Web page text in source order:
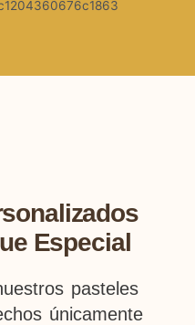
Especial
pasteles
únicamente